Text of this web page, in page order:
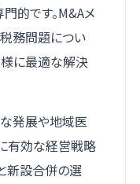
的です。M&Aメ
務問題につい
様に最適な解決
発展や地域医
有効な経営戦略
新設合併の選